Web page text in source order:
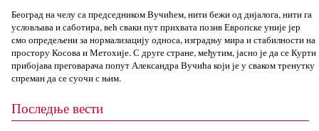
Београд на челу са председником Вучићем, нити бежи од дијалога, нити га
условљава и саботира, већ сваки пут прихвата позив Европске уније јер
смо опредељени за нормализацију односа, изградњу мира и стабилности на
простору Косова и Метохије. С друге стране, међутим, јасно је да се Курти
прибојава преговарача попут Александра Вучића који је у сваком тренутку
спреман да се суочи с њим.
Последње вести